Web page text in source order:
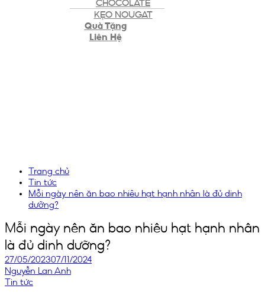
CHOCOLATE
KẸO NOUGAT
Quà Tặng
Liên Hệ
Trang chủ
Tin tức
Mỗi ngày nên ăn bao nhiêu hạt hạnh nhân là đủ dinh
dưỡng?
Mỗi ngày nên ăn bao nhiêu hạt hạnh nhân
là đủ dinh dưỡng?
27/05/202307/11/2024
Nguyễn Lan Anh
Tin tức